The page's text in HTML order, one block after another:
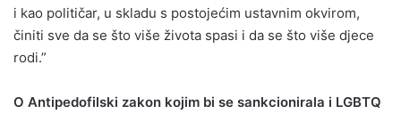
i kao političar, u skladu s postojećim ustavnim okvirom,
činiti sve da se što više života spasi i da se što više djece
rodi.”
O Antipedofilski zakon kojim bi se sankcionirala i LGBTQ